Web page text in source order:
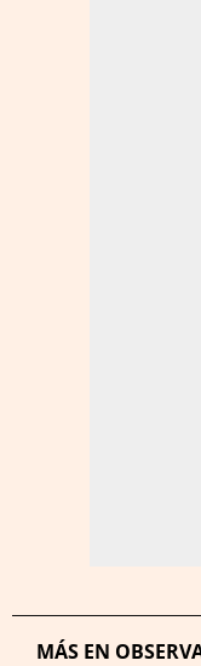
MÁS EN